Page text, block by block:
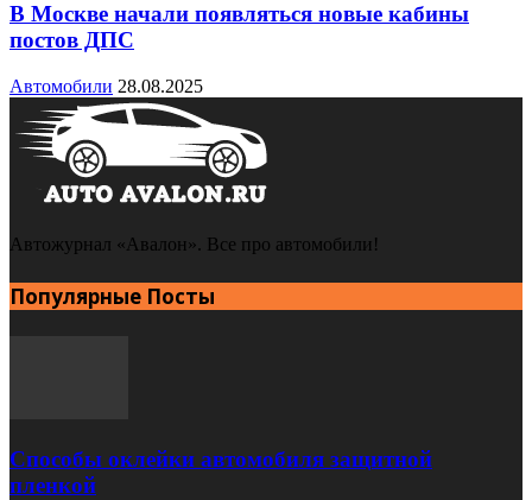
В Москве начали появляться новые кабины
постов ДПС
Автомобили 28.08.2025
Автожурнал «Авалон». Все про автомобили!
Популярные Посты
Способы оклейки автомобиля защитной
пленкой